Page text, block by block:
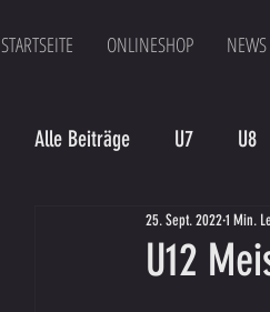
STARTSEITE ONLINESHOP NEWS
Alle Beiträge U7 U8
Spielergebnis
U12
25. Sept. 20221 Min.